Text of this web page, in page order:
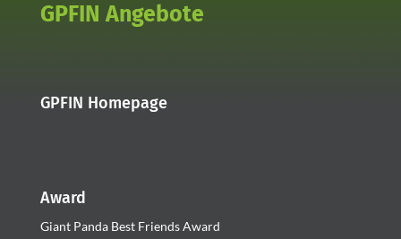
GPFIN Angebote
GPFIN Homepage
Award
Giant Panda Best Friends Award